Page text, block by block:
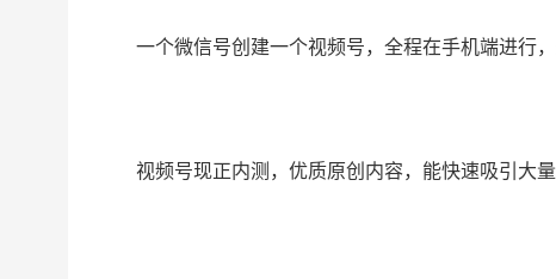
一个微信号创建一个视频号，全程在手机端进行
视频号现正内测，优质原创内容，能快速吸引大